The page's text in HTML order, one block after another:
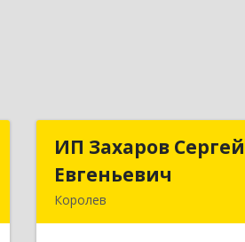
ИП Захаров Сергей
Евгеньевич
Королев
ИП Захаров